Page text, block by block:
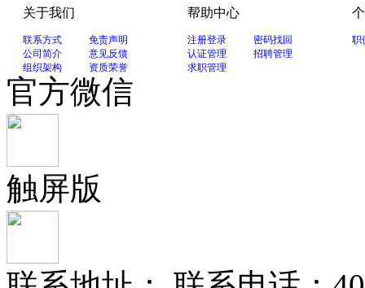
关于我们
联系方式
免责声明
公司简介
意见反馈
组织架构
资质荣誉
帮助中心
注册登录
密码找回
认证管理
招聘管理
求职管理
职
官方微信
触屏版